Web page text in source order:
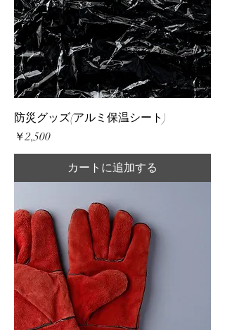
防災グッズ(アルミ保温シート)
価格
￥2,500
カートに追加する